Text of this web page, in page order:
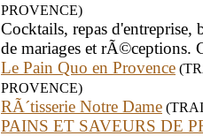
PROVENCE)
Cocktails, repas d'entreprise,
de mariages et
Le Pain Quo en Provence
PROVENCE)
RÃ´tisserie Notre Dame
PAINS ET SAVEURS DE